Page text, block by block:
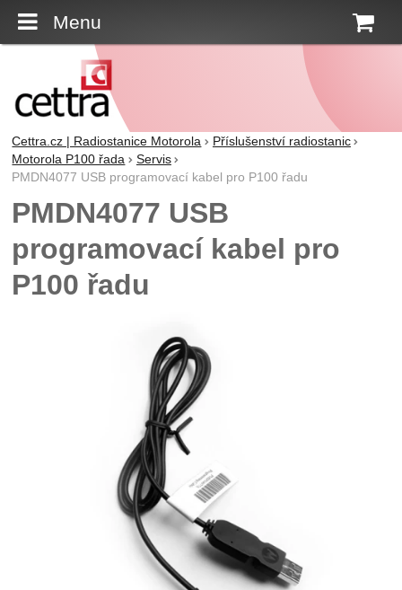
Menu
Cettra.cz | Radiostanice Motorola
Příslušenství radiostanic
Motorola P100 řada
Servis
PMDN4077 USB programovací kabel pro P100 řadu
PMDN4077 USB
programovací kabel pro
P100 řadu